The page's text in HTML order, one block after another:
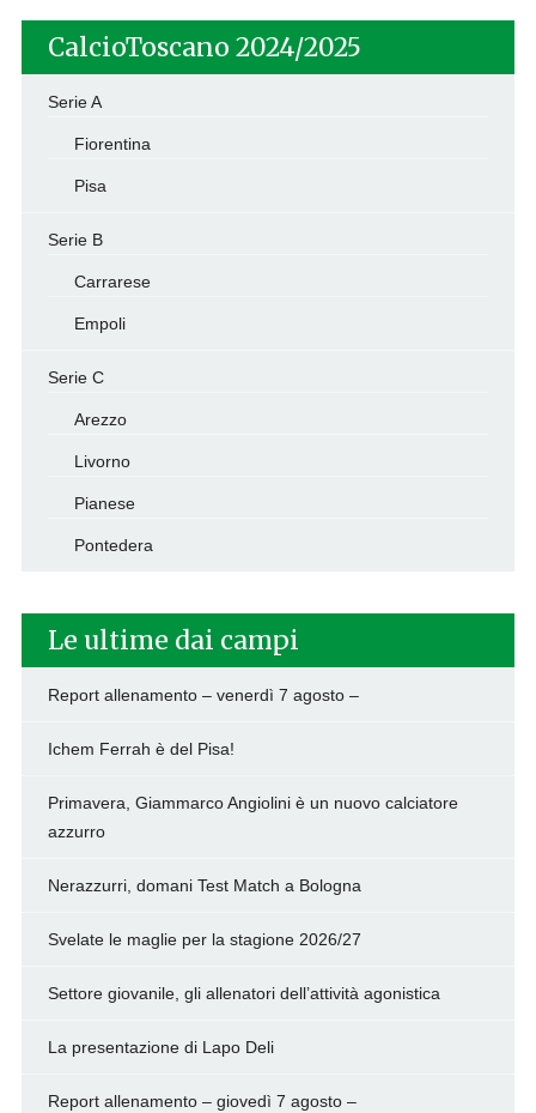
CalcioToscano 2024/2025
Serie A
Fiorentina
Pisa
Serie B
Carrarese
Empoli
Serie C
Arezzo
Livorno
Pianese
Pontedera
Le ultime dai campi
Report allenamento – venerdì 7 agosto –
Ichem Ferrah è del Pisa!
Primavera, Giammarco Angiolini è un nuovo calciatore
azzurro
Nerazzurri, domani Test Match a Bologna
Svelate le maglie per la stagione 2026/27
Settore giovanile, gli allenatori dell’attività agonistica
La presentazione di Lapo Deli
Report allenamento – giovedì 7 agosto –